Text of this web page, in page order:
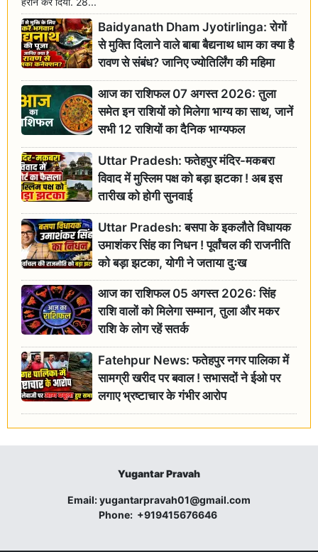
Baidyanath Dham Jyotirlinga: रोगों
से मुक्ति दिलाने वाले बाबा बैद्यनाथ धाम का क्या है
रावण से संबंध? जानिए ज्योतिर्लिंग की महिमा
आज का राशिफल 07 अगस्त 2026: तुला
समेत इन राशियों को मिलेगा भाग्य का साथ, जानें
सभी 12 राशियों का दैनिक भाग्यफल
Uttar Pradesh: फतेहपुर मंदिर-मकबरा
विवाद में मुस्लिम पक्ष को बड़ा झटका ! अब इस
तारीख को होगी सुनवाई
Uttar Pradesh: बसपा के इकलौते विधायक
उमाशंकर सिंह का निधन ! पूर्वांचल की राजनीति
को बड़ा झटका, योगी ने जताया दुःख
आज का राशिफल 05 अगस्त 2026: सिंह
राशि वालों को मिलेगा सम्मान, तुला और मकर
राशि के लोग रहें सतर्क
Fatehpur News: फतेहपुर नगर पालिका में
सामग्री खरीद पर बवाल ! सभासदों ने ईओ पर
लगाए भ्रष्टाचार के गंभीर आरोप
Yugantar Pravah
Email:yugantarpravah01@gmail.com
Phone: +919415676646